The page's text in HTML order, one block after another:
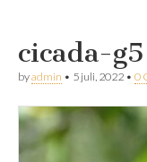
cicada-
byadmin • 5 juli, 2022 • 0